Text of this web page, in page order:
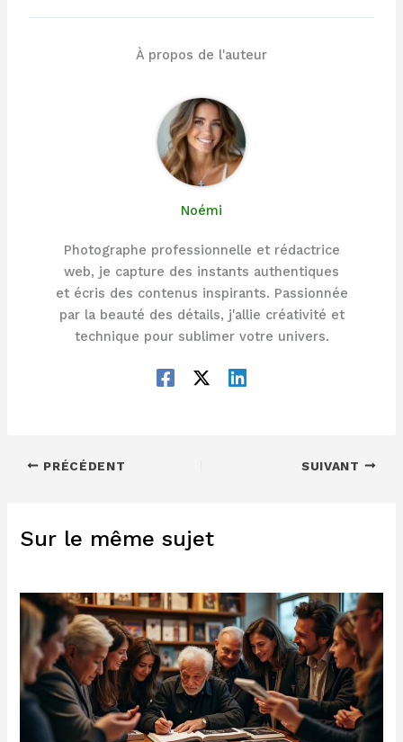
À propos de l'auteur
Noémi
Photographe professionnelle et rédactrice
web, je capture des instants authentiques
et écris des contenus inspirants. Passionnée
par la beauté des détails, j'allie créativité et
technique pour sublimer votre univers.
PRÉCÉDENT SUIVANT
Sur le même sujet